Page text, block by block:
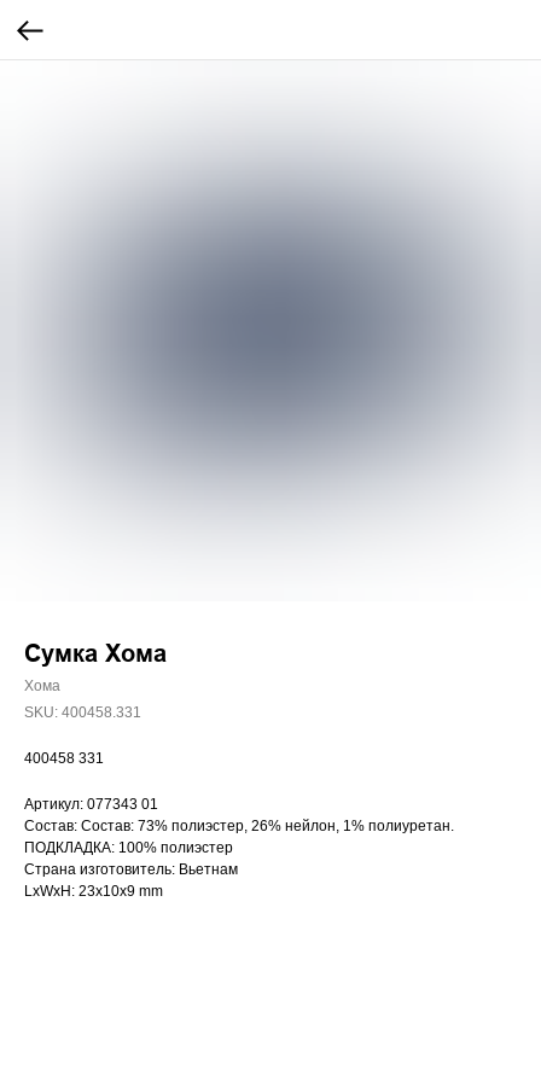
Сумка Хома
Хома
SKU: 400458.331
400458 331
Артикул: 077343 01
Состав: Состав: 73% полиэстер, 26% нейлон, 1% полиуретан.
ПОДКЛАДКА: 100% полиэстер
Страна изготовитель: Вьетнам
LxWxH: 23x10x9 mm